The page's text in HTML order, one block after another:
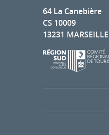
64 La Canebière
CS 10009
13231